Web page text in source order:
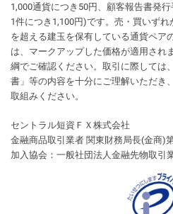
1,000通貨につき50円、顧客報告書発
1件につき1,100円)です。売・買いず
を超える建玉を保有している通貨ペア
は、マークアップした価格が適用され
綱でご確認ください。取引に際しては
書」等の内容を十分にご理解いただき
取組みください。
セントラル短資ＦＸ株式会社
金融商品取引業者 関東財務局長(金商)
加入協会：一般社団法人金融先物取引